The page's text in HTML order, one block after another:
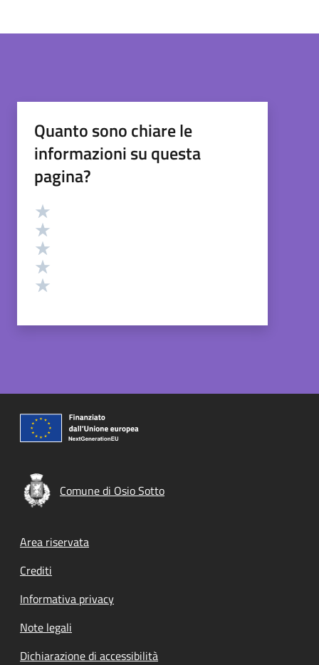
Quanto sono chiare le
informazioni su questa
pagina?
Valutazione
Comune di Osio Sotto
Footer menu
Area riservata
Crediti
Informativa privacy
Note legali
Dichiarazione di accessibilità